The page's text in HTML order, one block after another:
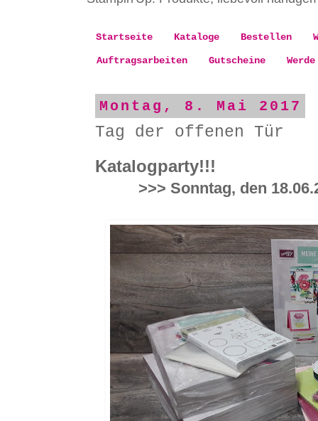
Startseite Kataloge Bestellen
Auftragsarbeiten Gutscheine
Montag, 8. Mai 2017
Tag der offenen Tür
Katalogparty!!!
>>> Sonntag, den